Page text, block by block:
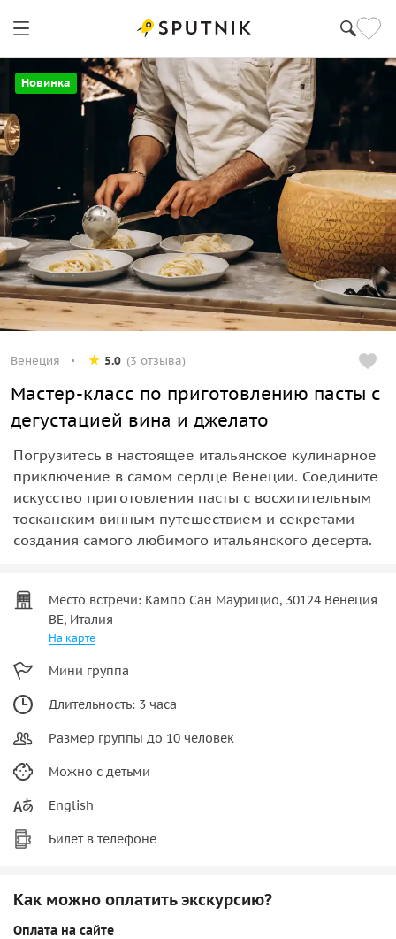
Новинка
Венеция 5.0 (3 отзыва)
Мастер-класс по приготовлению пасты с
дегустацией вина и джелато
Погрузитесь в настоящее итальянское кулинарное
приключение в самом сердце Венеции. Соедините
искусство приготовления пасты с восхитительным
тосканским винным путешествием и секретами
создания самого любимого итальянского десерта.
Место встречи: Кампо Сан Маурицио, 30124 Венеция
ВЕ, Италия
На карте
Мини группа
Длительность: 3 часа
Размер группы до 10 человек
Можно с детьми
English
Билет в телефоне
Как можно оплатить экскурсию?
Оплата на сайте